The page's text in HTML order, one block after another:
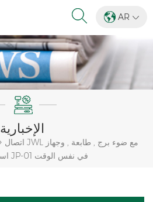
AR
الإخبارية
اتصال JWL مع ضوء برج , طابعة , وجهاز
استقبال بلوتوث JP-01 في نفس الوقت